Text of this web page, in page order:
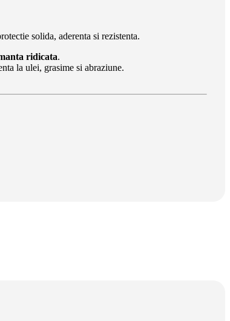
solida, aderenta si rezistenta.
ridicata.
la ulei, grasime si abraziune.